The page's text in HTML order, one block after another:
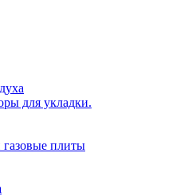
для укладки.
плиты